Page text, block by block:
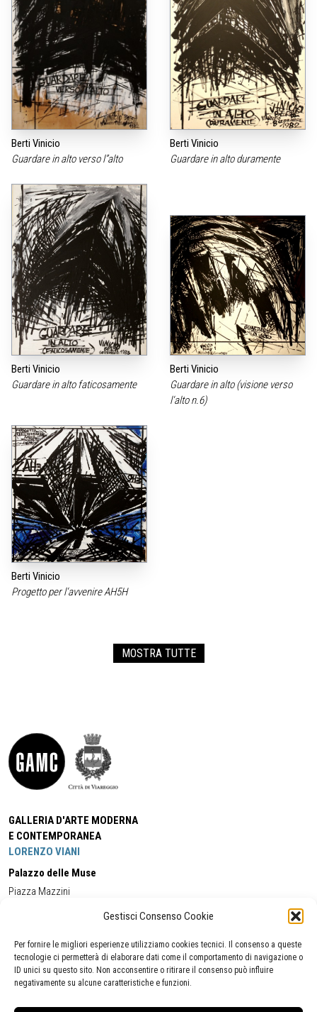
Gestisci Consenso Cookie
Per fornire le migliori esperienze utilizziamo cookies tecnici. Il consenso a queste
tecnologie ci permetterà di elaborare dati come il comportamento di navigazione o
ID unici su questo sito. Non acconsentire o ritirare il consenso può influire
negativamente su alcune caratteristiche e funzioni.
Berti Vinicio
Guardare in alto verso l”alto
Berti Vinicio
Guardare in alto duramente
Berti Vinicio
Guardare in alto faticosamente
Berti Vinicio
Guardare in alto (visione verso
l‘alto n.6)
Berti Vinicio
Progetto per l‘avvenire AH5H
MOSTRA TUTTE
GALLERIA D'ARTE MODERNA
E CONTEMPORANEA
LORENZO VIANI
Palazzo delle Muse
Piazza Mazzini
Cell:+39 338 5714978 (orario apertura Galleria)
Tel:
+39 0584 944580
(orario 09.00/13.00)
Email:gamc@comune.viareggio.lu.it